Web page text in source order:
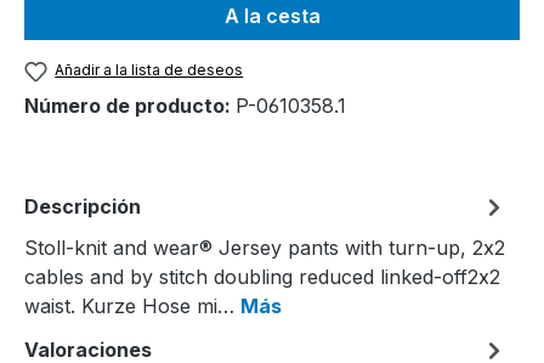
A la cesta
Añadir a la lista de deseos
Número de producto: P-0610358.1
Descripción
Stoll-knit and wear® Jersey pants with turn-up, 2x2
cables and by stitch doubling reduced linked-off2x2
waist. Kurze Hose mi… Más
Valoraciones